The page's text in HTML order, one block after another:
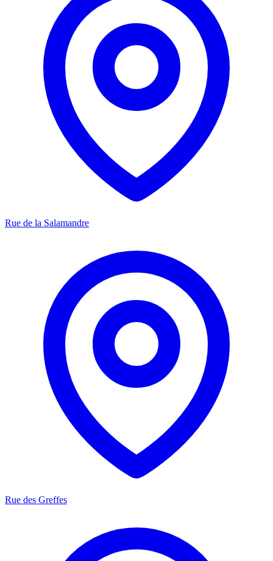
Rue de la Salamandre
Rue des Greffes